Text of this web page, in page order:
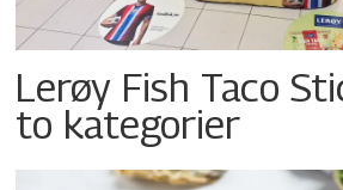
Lerøy Fish Taco
to kategorier